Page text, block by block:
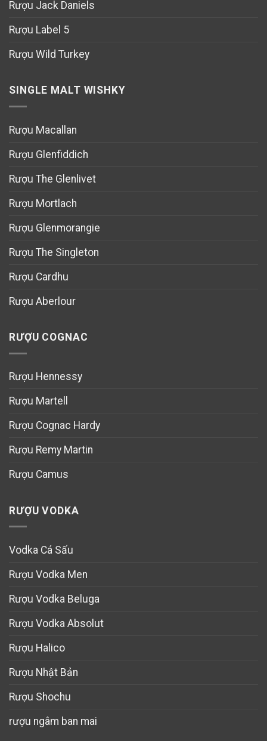
Rượu Jack Daniels
Rượu Label 5
Rượu Wild Turkey
SINGLE MALT WISHKY
Rượu Macallan
Rượu Glenfiddich
Rượu The Glenlivet
Rượu Mortlach
Rượu Glenmorangie
Rượu The Singleton
Rượu Cardhu
Rượu Aberlour
RƯỢU COGNAC
Rượu Hennessy
Rượu Martell
Rượu Cognac Hardy
Rượu Remy Martin
Rượu Camus
RƯỢU VODKA
Vodka Cá Sấu
Rượu Vodka Men
Rượu Vodka Beluga
Rượu Vodka Absolut
Rượu Halico
Rượu Nhật Bản
Rượu Shochu
rượu ngâm ban mai